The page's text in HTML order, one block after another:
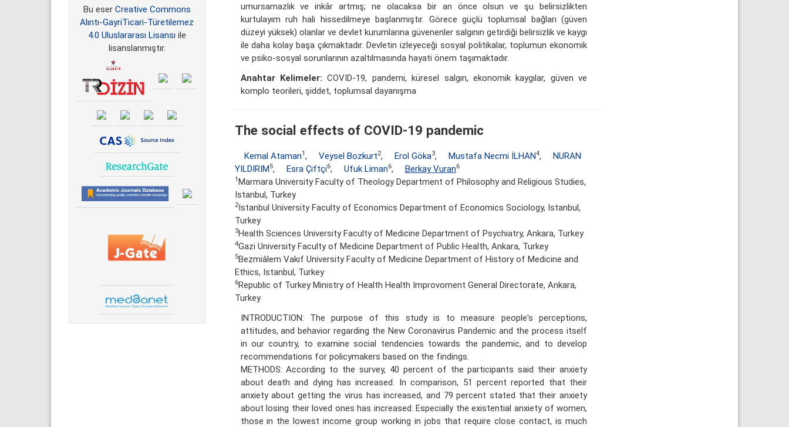
Bu eser Creative Commons
Alıntı-GayriTicari-Türetilemez
4.0 Uluslararası Lisansı ile
lisanslanmıştır.
umursamazlık ve inkâr artmış; ne olacaksa bir an önce olsun ve şu belirsizlikten
kurtulayım ruh hali hissedilmeye başlanmıştır. Görece güçlü toplumsal bağları (güven
düzeyi yüksek) olanlar ve devlet kurumlarına güvenenler salgının getirdiği belirsizlik ve kaygı
ile daha kolay başa çıkmaktadır. Devletin izleyeceği sosyal politikalar, toplumun ekonomik
ve psiko-sosyal sorunlarının azaltılmasında hayati önem taşımaktadır.
Anahtar Kelimeler: COVID-19, pandemi, küresel salgın, ekonomik kaygılar, güven ve
komplo teorileri, şiddet, toplumsal dayanışma
The social effects of COVID-19 pandemic
Kemal Ataman1, Veysel Bozkurt2, Erol Göka3, Mustafa Necmi İLHAN4,
NURAN
YILDIRIM5, Esra Çiftçi6, Ufuk Liman6, Berkay Vuran6
1Marmara University Faculty of Theology Department of Philosophy and Religious Studies,
Istanbul, Turkey
2Istanbul University Faculty of Economics Department of Economics Sociology, Istanbul,
Turkey
3Health Sciences University Faculty of Medicine Department of Psychiatry, Ankara, Turkey
4Gazi University Faculty of Medicine Department of Public Health, Ankara, Turkey
5Bezmiâlem Vakıf University Faculty of Medicine Department of History of Medicine and
Ethics, Istanbul, Turkey
6Republic of Turkey Ministry of Health Health Improvoment General Directorate, Ankara,
Turkey
INTRODUCTION: The purpose of this study is to measure people's perceptions,
attitudes, and behavior regarding the New Coronavirus Pandemic and the process itself
in our country, to examine social tendencies towards the pandemic, and to develop
recommendations for policymakers based on the findings.
METHODS: According to the survey, 40 percent of the participants said their anxiety
about death and dying has increased. In comparison, 51 percent reported that their
anxiety about getting the virus has increased, and 79 percent stated that their anxiety
about losing their loved ones has increased. Especially the existential anxiety of women,
those in the lowest income group working in jobs that require close contact, is much